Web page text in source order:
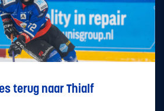
terug naar Thialf